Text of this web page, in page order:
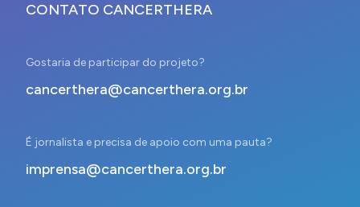
CONTATO CANCERTHERA
Gostaria de participar do projeto?
cancerthera@cancerthera.org.br
É jornalista e precisa de apoio com uma pauta?
imprensa@cancerthera.org.br